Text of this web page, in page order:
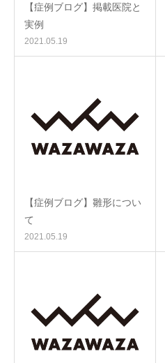
【症例ブログ】掲載医院と
実例
2021.05.19
【症例ブログ】雛形につい
て
2021.05.19